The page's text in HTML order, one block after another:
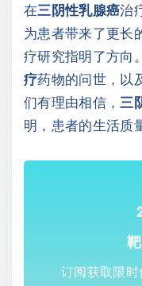
在三阴性乳腺癌治
为患者带来了更长
疗研究指明了方向
疗药物的问世，以
们有理由相信， 三
明，患者的生活质
订阅获取限时